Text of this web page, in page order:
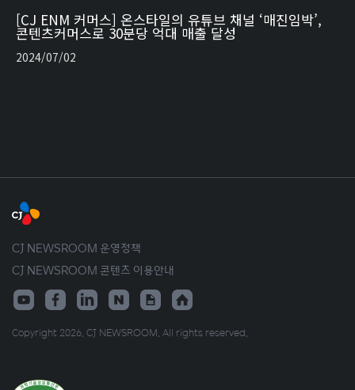
[CJ ENM 커머스] 온스타일의 유튜브 채널 ‘매진임박’,
콘텐츠커머스로 30분당 억대 매출 달성
2024/07/02
CJ NEWSROOM 운영정책
CJ NEWSROOM 콘텐츠 이용안내
Copyright 2026. CJ NEWSROOM. All rights reserved.